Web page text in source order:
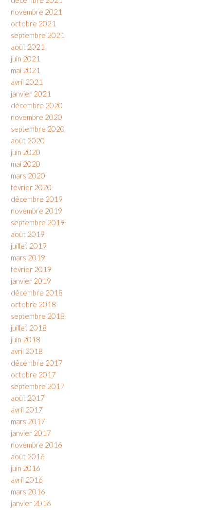
novembre 2021
octobre 2021
septembre 2021
août 2021
juin 2021
mai 2021
avril 2021
janvier 2021
décembre 2020
novembre 2020
septembre 2020
août 2020
juin 2020
mai 2020
mars 2020
février 2020
décembre 2019
novembre 2019
septembre 2019
août 2019
juillet 2019
mars 2019
février 2019
janvier 2019
décembre 2018
octobre 2018
septembre 2018
juillet 2018
juin 2018
avril 2018
décembre 2017
octobre 2017
septembre 2017
août 2017
avril 2017
mars 2017
janvier 2017
novembre 2016
août 2016
juin 2016
avril 2016
mars 2016
janvier 2016